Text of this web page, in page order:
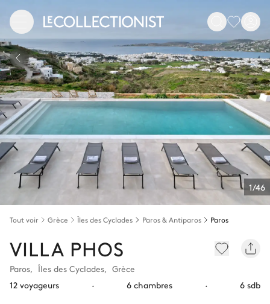
1/46
Tout voir Grèce Îles des Cyclades Paros & Antiparos Paros
VILLA PHOS
Paros, Îles des Cyclades, Grèce
12 voyageurs
· 6 chambres · 6 sdb